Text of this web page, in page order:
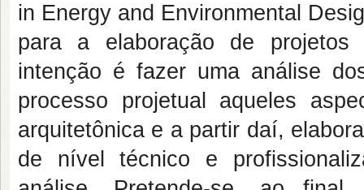
in Energy and Environmental
para a elaboração de projetos
intenção é fazer uma análise
processo projetual aqueles
arquitetônica e a partir daí,
de nível técnico e